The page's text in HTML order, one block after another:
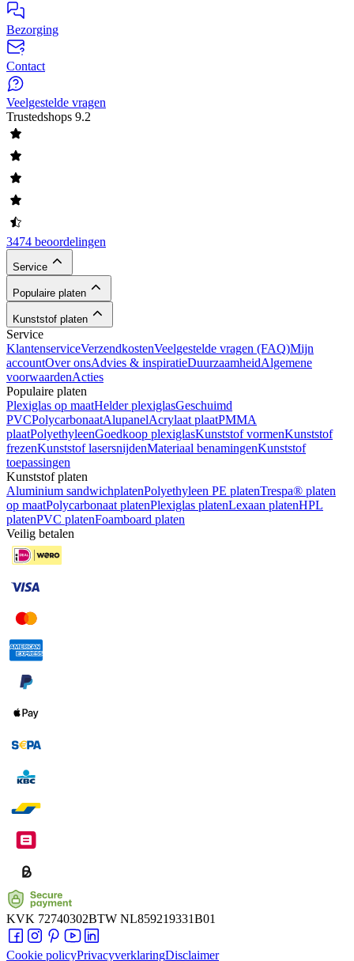
Bezorging
Contact
Veelgestelde vragen
Trustedshops 9.2
3474 beoordelingen
Service
Populaire platen
Kunststof platen
Service
KlantenserviceVerzendkostenVeelgestelde vragen (FAQ)Mijn
accountOver onsAdvies & inspiratieDuurzaamheidAlgemene
voorwaardenActies
Populaire platen
Plexiglas op maatHelder plexiglasGeschuimd
PVCPolycarbonaatAlupanelAcrylaat plaatPMMA
plaatPolyethyleenGoedkoop plexiglasKunststof vormenKunststof
frezenKunststof lasersnijdenMateriaal benamingenKunststof
toepassingen
Kunststof platen
Aluminium sandwichplatenPolyethyleen PE platenTrespa® platen
op maatPolycarbonaat platenPlexiglas platenLexaan platenHPL
platenPVC platenFoamboard platen
Veilig betalen
KVK 72740302BTW NL859219331B01
Cookie policyPrivacyverklaringDisclaimer